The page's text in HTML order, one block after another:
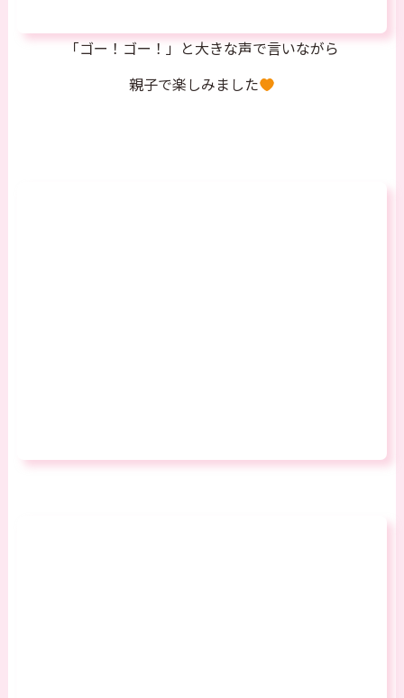
「ゴー！ゴー！」と大きな声で言いながら
親子で楽しみました